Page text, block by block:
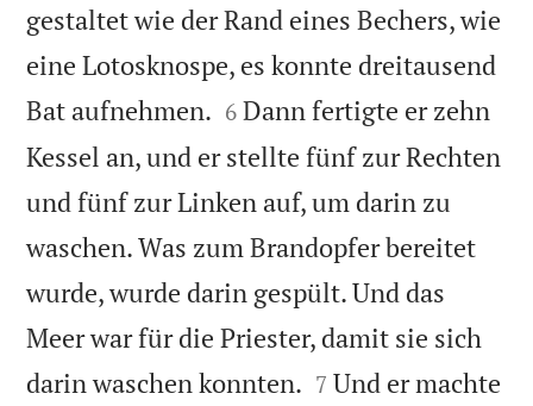
gestaltet wie der Rand eines Bechers, wie
eine Lotosknospe, es konnte dreitausend
Bat aufnehmen. 

6 Dann fertigte er zehn
Kessel an, und er stellte fünf zur Rechten
und fünf zur Linken auf, um darin zu
waschen. Was zum Brandopfer bereitet
wurde, wurde darin gespült. Und das
Meer war für die Priester, damit sie sich
darin waschen konnten. 

7 Und er machte